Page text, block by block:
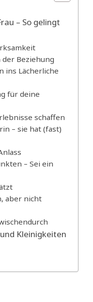
– So gelingt
Beziehung
ins Lächerliche
für deine
schaffen
– sie hat (fast)
– Sei ein
aber nicht
Kleinigkeiten